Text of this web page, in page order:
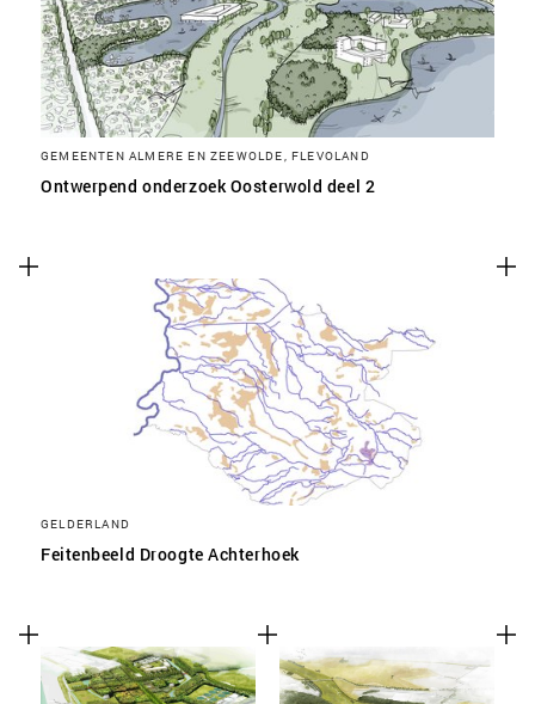
GEMEENTEN ALMERE EN ZEEWOLDE, FLEVOLAND
Ontwerpend onderzoek Oosterwold deel 2
GELDERLAND
Feitenbeeld Droogte Achterhoek